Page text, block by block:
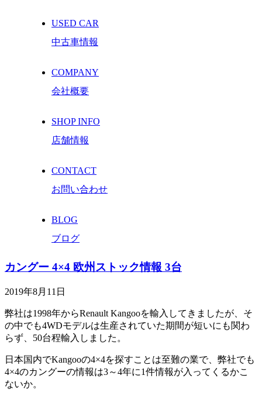
USED CAR
中古車情報
COMPANY
会社概要
SHOP INFO
店舗情報
CONTACT
お問い合わせ
BLOG
ブログ
カングー 4×4 欧州ストック情報 3台
2019年8月11日
弊社は1998年からRenault Kangooを輸入してきましたが、そ
の中でも4WDモデルは生産されていた期間が短いにも関わ
らず、50台程輸入しました。
日本国内でKangooの4×4を探すことは至難の業で、弊社でも
4×4のカングーの情報は3～4年に1件情報が入ってくるかこ
ないか。